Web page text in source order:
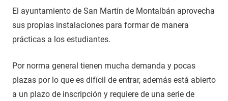
El ayuntamiento de San Martín de Montalbán aprovecha
sus propias instalaciones para formar de manera
prácticas a los estudiantes.
Por norma general tienen mucha demanda y pocas
plazas por lo que es difícil de entrar, además está abierto
a un plazo de inscripción y requiere de una serie de